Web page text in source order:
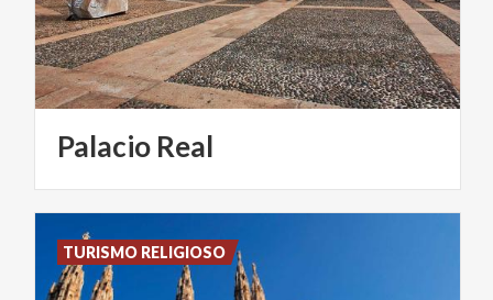
Palacio Real
TURISMO RELIGIOSO